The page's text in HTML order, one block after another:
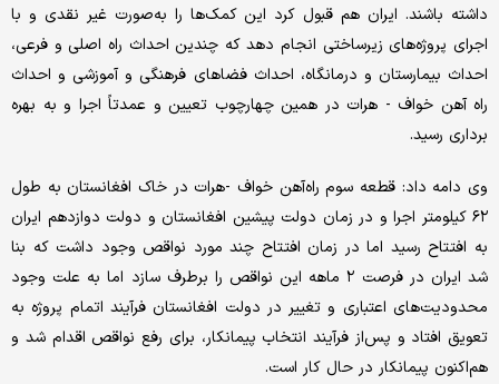
داشته باشند. ایران هم قبول کرد این کمک‌ها را به‌صورت غیر نقدی و با
اجرای پروژه‌های زیرساختی انجام دهد که چندین احداث راه اصلی و فرعی،
احداث بیمارستان و درمانگاه، احداث فضاهای فرهنگی و آموزشی و احداث
راه آهن خواف - هرات در همین چهارچوب تعیین و عمدتاً اجرا و به بهره
برداری رسید.
وی دامه داد: قطعه سوم راه‌آهن خواف -هرات در خاک افغانستان به طول
۶۲ کیلومتر اجرا و در زمان دولت پیشین افغانستان و دولت دوازدهم ایران
به افتتاح رسید اما در زمان افتتاح چند مورد نواقص وجود داشت که بنا
شد ایران در فرصت ۲ ماهه این نواقص را برطرف سازد اما به علت وجود
محدودیت‌های اعتباری و تغییر در دولت افغانستان فرآیند اتمام پروژه به
تعویق افتاد و پس‌از فرآیند انتخاب پیمانکار، برای رفع نواقص اقدام شد و
هم‌اکنون پیمانکار در حال کار است.